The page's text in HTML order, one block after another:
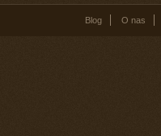
Blog O nas